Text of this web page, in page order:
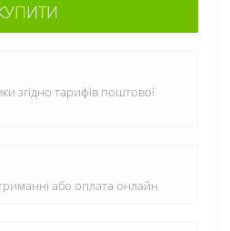
згідно тарифів поштової
або оплата онлайн